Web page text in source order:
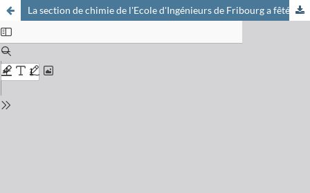
La section de chimie de l'Ecole d'Ingénieurs de Fribourg a fêté ses vingt ans